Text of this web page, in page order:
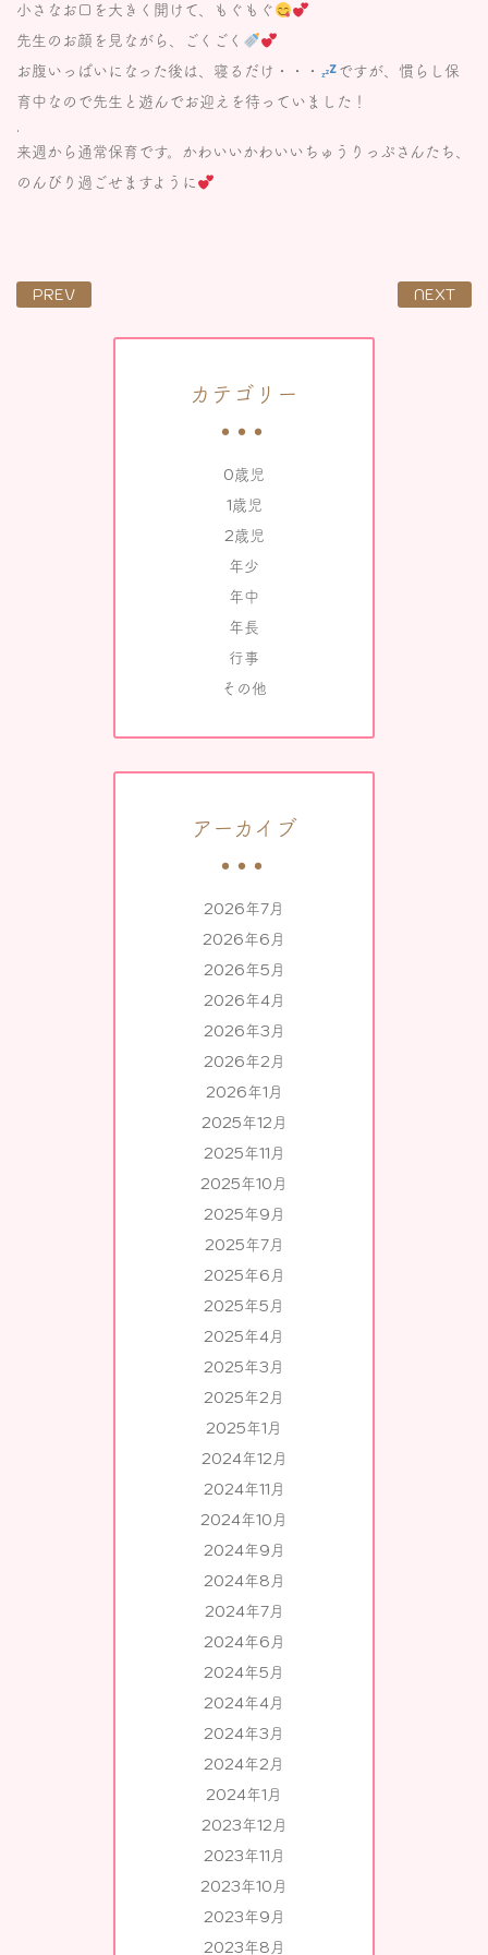
小さなお口を大きく開けて、もぐもぐ
先生のお顔を見ながら、ごくごく
お腹いっぱいになった後は、寝るだけ・・・
ですが、慣らし保
育中なので先生と遊んでお迎えを待っていました！
.
来週から通常保育です。かわいいかわいいちゅうりっぷさんたち、
のんびり過ごせますように
PREV NEXT
カテゴリー
0歳児
1歳児
2歳児
年少
年中
年長
行事
その他
アーカイブ
2026年7月
2026年6月
2026年5月
2026年4月
2026年3月
2026年2月
2026年1月
2025年12月
2025年11月
2025年10月
2025年9月
2025年7月
2025年6月
2025年5月
2025年4月
2025年3月
2025年2月
2025年1月
2024年12月
2024年11月
2024年10月
2024年9月
2024年8月
2024年7月
2024年6月
2024年5月
2024年4月
2024年3月
2024年2月
2024年1月
2023年12月
2023年11月
2023年10月
2023年9月
2023年8月